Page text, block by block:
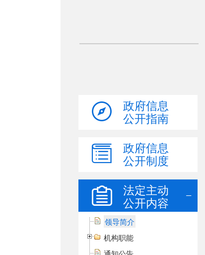
政府信息
公开指南
政府信息
公开制度
法定主动
公开内容
领导简介
机构职能